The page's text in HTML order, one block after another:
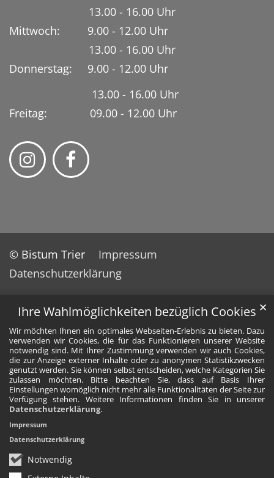
Ihre Wahlmöglichkeiten bezüglich Cookies
Wir möchten Ihnen ein optimales Webseiten-Erlebnis zu bieten. Dazu
verwenden wir Cookies, die für das Funktionieren unserer Website
notwendig sind. Mit Ihrer Zustimmung verwenden wir auch Cookies,
die zur Anzeige externer Inhalte oder zu anonymen Statistikzwecken
genutzt werden. Sie können selbst entscheiden, welche Kategorien Sie
zulassen möchten. Bitte beachten Sie, dass auf Basis Ihrer
Einstellungen womöglich nicht mehr alle Funktionalitäten der Seite zur
Verfügung stehen. Weitere Informationen finden Sie in unserer
Datenschutzerklärung.
Notwendig
✕
Impressum
Datenschutzerklärung
13.00 - 16.00 Uhr
Mittwoch: 9.00 - 12.00 Uhr
13.00 - 16.00 Uhr
Donnerstag: 9.00 - 12.00 Uhr
13.00 - 16.00 Uhr
Freitag: 09.00 - 12.00 Uhr
© Bistum Trier
Impressum
Datenschutzerklärung